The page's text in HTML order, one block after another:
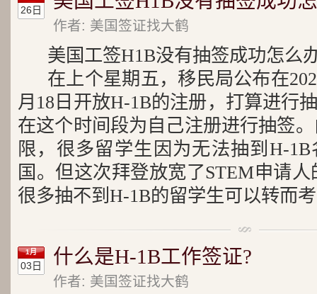
26日
作者: 美国签证找大鹤
美国工签H1B没有抽签成功怎么
在上个星期五，移民局公布在
月18日开放H-1B的注册，打算进行
在这个时间段为自己注册进行抽签
限，很多留学生因为无法抽到H-
国。但这次拜登放宽了STEM申请
很多抽不到H-1B的留学生可以转而
1月
03日 什么是H-1B工作签证?
作者: 美国签证找大鹤